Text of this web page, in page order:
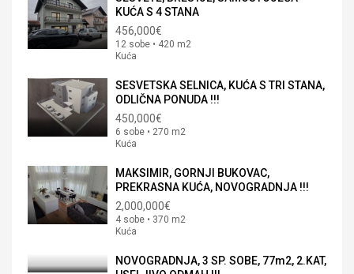
KUĆA S 4 STANA
456,000€
12 sobe • 420 m2
Kuća
SESVETSKA SELNICA, KUĆA S TRI STANA,
ODLIČNA PONUDA !!!
450,000€
6 sobe • 270 m2
Kuća
MAKSIMIR, GORNJI BUKOVAC,
PREKRASNA KUĆA, NOVOGRADNJA !!!
2,000,000€
4 sobe • 370 m2
Kuća
NOVOGRADNJA, 3 SP. SOBE, 77m2, 2.KAT,